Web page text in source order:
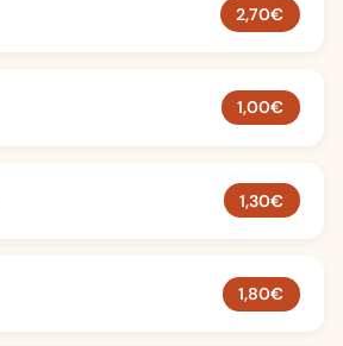
2,70€
1,00€
1,30€
1,80€